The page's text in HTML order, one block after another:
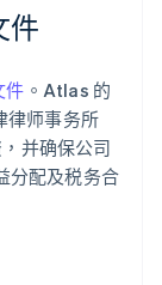
件
件 。Atlas 的
律师事务所
并确保公司
分配及税务合